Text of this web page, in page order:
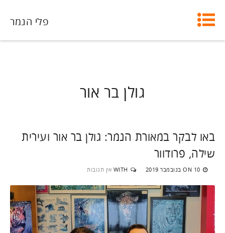
פלי הנמר
גולן בר אור
באו לבקר במאורת הנמר: גולן בר אור ועירית
שילה, פרודוור
ON 10 בנובמבר 2019 WITH אין תגובות